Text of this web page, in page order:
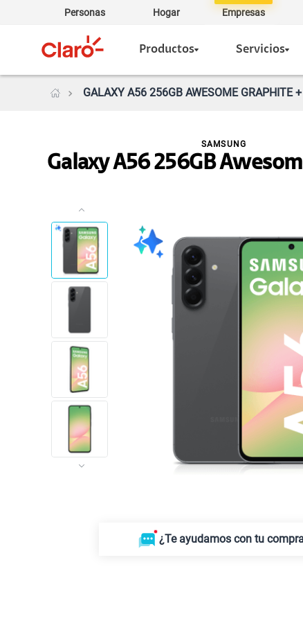
Personas Hogar Empresas
Productos Servicios
GALAXY A56 256GB AWESOME GRAPHITE
Galaxy A56 256GB
SAMSUNG
¿Te ayudamos con tu